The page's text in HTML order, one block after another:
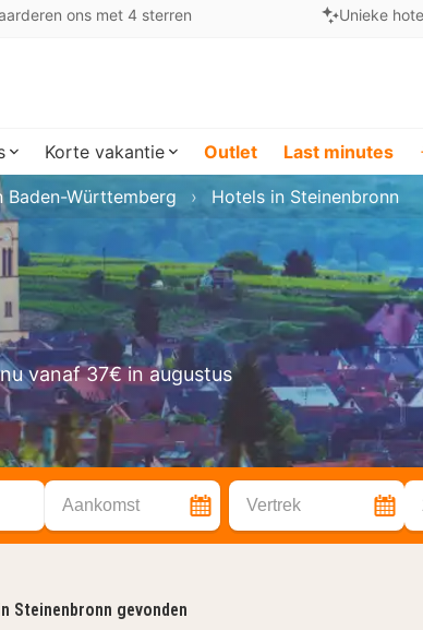
ons met 4 sterren Unieke
Korte vakantie Outlet Last minutes
vanaf 37€ in augustus
Baden-Württemberg Hotels in Steinenbronn
Aankomst Vertrek
Steinenbronn gevonden